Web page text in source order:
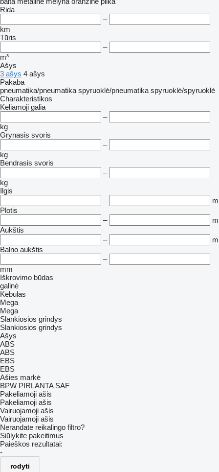
Rida
–
km
Tūris
–
m³
Ašys
3 ašys 4 ašys
Pakaba
pneumatika/pneumatika spyruoklė/pneumatika spyruoklė/spyruoklė
Charakteristikos
Keliamoji galia
–
kg
Grynasis svoris
–
kg
Bendrasis svoris
–
kg
Ilgis
–
m
Plotis
–
m
Aukštis
–
m
Balno aukštis
–
mm
Iškrovimo būdas
galinė
Kėbulas
Mega
Mega
Slankiosios grindys
Slankiosios grindys
Ašys
ABS
ABS
EBS
EBS
Ašies markė
BPW PIRLANTA SAF
Pakeliamoji ašis
Pakeliamoji ašis
Vairuojamoji ašis
Vairuojamoji ašis
Nerandate reikalingo filtro?
Siūlykite pakeitimus
Paieškos rezultatai:
-
rodyti